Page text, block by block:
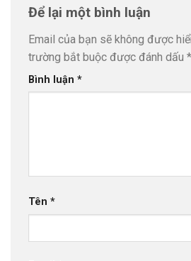
Để lại một bình luận
Email của bạn sẽ không được
trường bắt buộc được đánh dấu *
Bình luận *
Tên *